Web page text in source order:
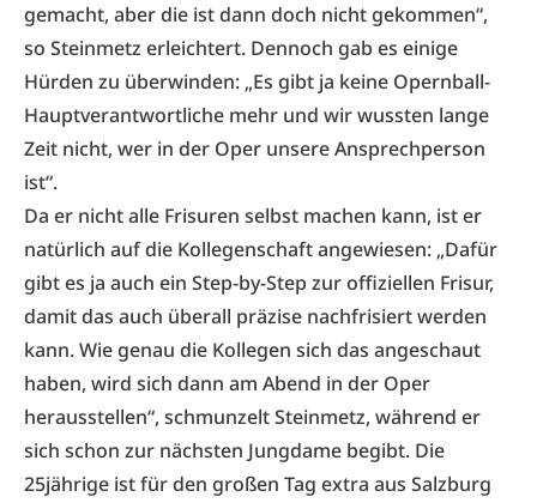
gemacht, aber die ist dann doch nicht gekommen“,
so Steinmetz erleichtert. Dennoch gab es einige
Hürden zu überwinden: „Es gibt ja keine Opernball-
Hauptverantwortliche mehr und wir wussten lange
Zeit nicht, wer in der Oper unsere Ansprechperson
ist“.
Da er nicht alle Frisuren selbst machen kann, ist er
natürlich auf die Kollegenschaft angewiesen: „Dafür
gibt es ja auch ein Step-by-Step zur offiziellen Frisur,
damit das auch überall präzise nachfrisiert werden
kann. Wie genau die Kollegen sich das angeschaut
haben, wird sich dann am Abend in der Oper
herausstellen“, schmunzelt Steinmetz, während er
sich schon zur nächsten Jungdame begibt. Die
25jährige ist für den großen Tag extra aus Salzburg